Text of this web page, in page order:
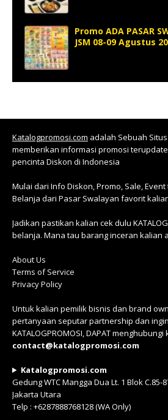
Promo ADA PASAR
JSM 08-09 Agustus
Katalogpromosi.com adalah Sebuah
memberikan informasi promosi
pencinta Diskon di Indonesia
Mulai dari Info Diskon, Promo, Sale,
Belanja dari Pasar Swalayan favorit
Jadikan pastikan kalian cek dulu
belanja. Mana tau barang inceran kalian
About Us
Terms of Service
Privacy Policy
Untuk kalian pemilik bisnis dan brand
pertanyaan seputar partnership dan
KATALOGPROMOSI, DAPAT menghubungi
contact@katalogpromosi.com
Katalogpromosi.com
Gedung WTC Mangga Dua Lt. 1 Blok C.85-
Jakarta Utara
Telp : +6287888768128 (WA Only)